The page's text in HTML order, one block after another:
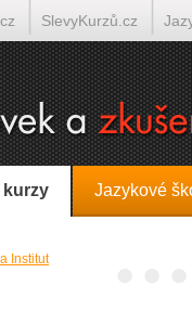
kurzy Jazykové
SlevyKurzů.cz
Tlumočení-